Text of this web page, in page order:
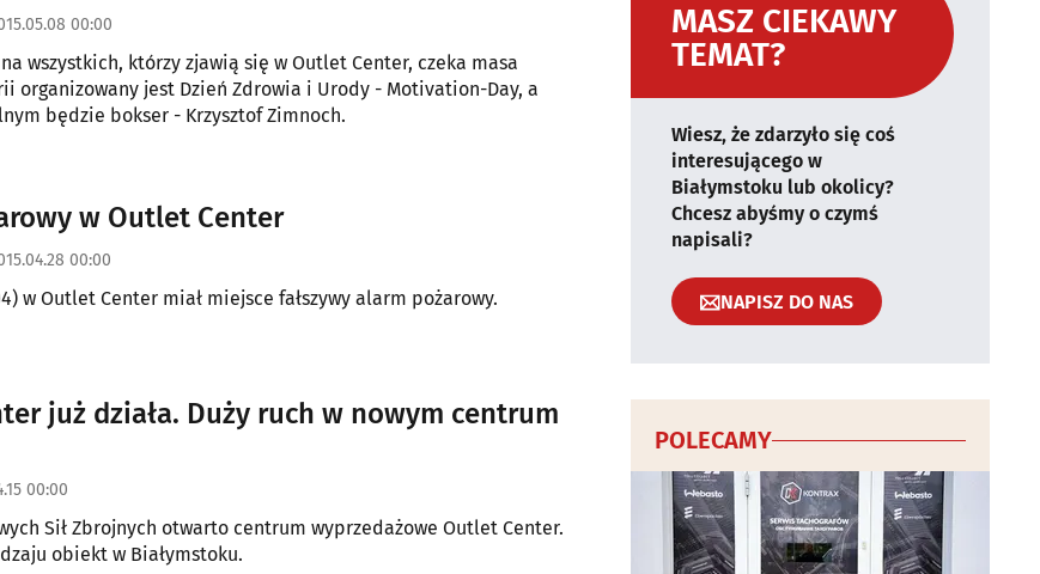
00:00
wszystkich, którzy zjawią się w Outlet Center, czeka masa
organizowany jest Dzień Zdrowia i Urody - Motivation-Day, a
będzie bokser - Krzysztof Zimnoch.
w Outlet Center
00:00
w Outlet Center miał miejsce fałszywy alarm pożarowy.
już działa. Duży ruch w nowym centrum
00:00
Sił Zbrojnych otwarto centrum wyprzedażowe Outlet Center.
obiekt w Białymstoku.
MASZ CIEKAWY
TEMAT?
Wiesz, że zdarzyło się coś
interesującego w
Białymstoku lub okolicy?
Chcesz abyśmy o czymś
napisali?
NAPISZ DO NAS
POLECAMY